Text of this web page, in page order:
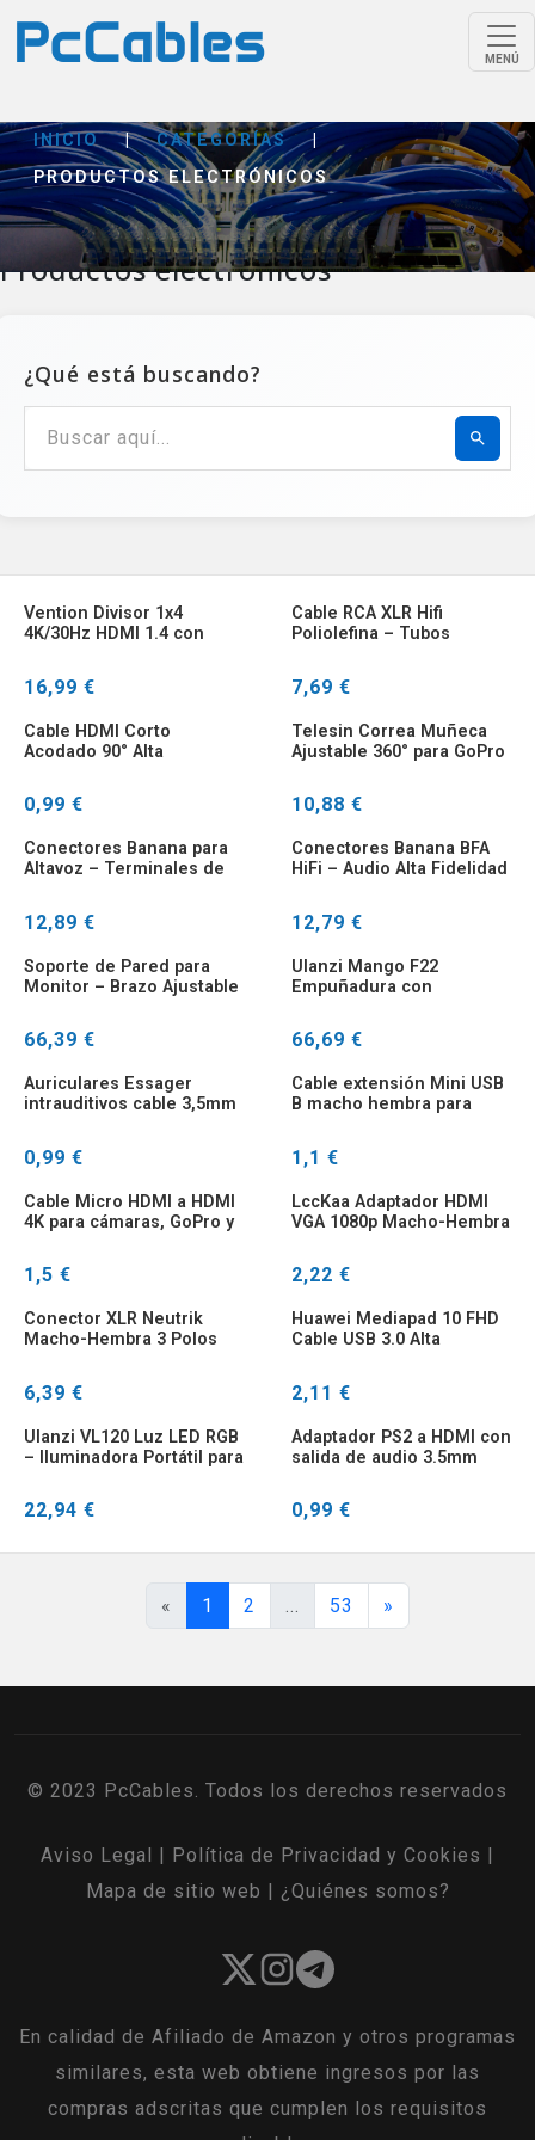
MENÚ
INICIO | CATEGORÍAS
|
PRODUCTOS ELECTRÓNICOS
Productos electrónicos
¿Qué está buscando?
Vention Divisor 1x4
4K/30Hz HDMI 1.4 con
16,99 €
Cable RCA XLR Hifi
Poliolefina – Tubos
7,69 €
Cable HDMI Corto
Acodado 90° Alta
0,99 €
Telesin Correa Muñeca
Ajustable 360° para GoPro
10,88 €
Conectores Banana para
Altavoz – Terminales de
12,89 €
Conectores Banana BFA
HiFi – Audio Alta Fidelidad
12,79 €
Soporte de Pared para
Monitor – Brazo Ajustable
66,39 €
Ulanzi Mango F22
Empuñadura con
Cámara
66,69 €
Auriculares Essager
intrauditivos cable 3,5mm
Samsung
0,99 €
Cable extensión Mini USB
B macho hembra para
1,1 €
Cable Micro HDMI a HDMI
4K para cámaras, GoPro y
1,5 €
LccKaa Adaptador HDMI
VGA 1080p Macho-Hembra
2,22 €
Conector XLR Neutrik
Macho-Hembra 3 Polos
6,39 €
Huawei Mediapad 10 FHD
Cable USB 3.0 Alta
2,11 €
Ulanzi VL120 Luz LED RGB
– Iluminadora Portátil para
22,94 €
Adaptador PS2 a HDMI con
salida de audio 3.5mm
0,99 €
« 1 2 ... 53 »
© 2023 PcCables. Todos los derechos reservados
Aviso Legal Política de Privacidad y Cookies
Mapa de sitio web
¿Quiénes somos?
En calidad de Afiliado de Amazon y otros programas
similares, esta web obtiene ingresos por las
compras adscritas que cumplen los requisitos